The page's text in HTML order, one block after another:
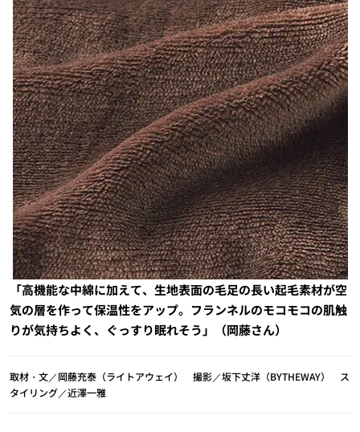
「高機能な中綿に加えて、生地表面の毛足の長い起毛素材が空
気の層を作って保温性をアップ。フランネルのモコモコの肌触
りが気持ちよく、ぐっすり眠れそう」（岡藤さん）
取材・文／岡藤充泰（ライトアウェイ） 撮影／坂下丈洋（BYTHEWAY） ス
タイリング／近澤一雅